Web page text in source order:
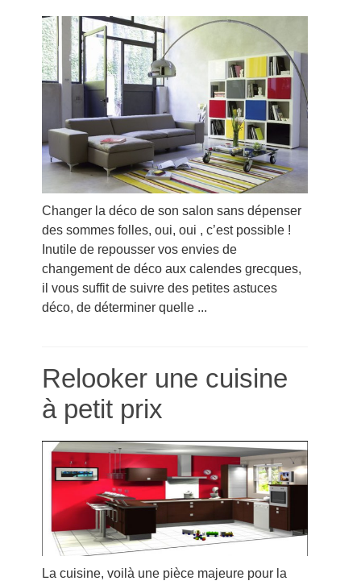
Changer la déco de son salon sans dépenser
des sommes folles, oui, oui , c’est possible !
Inutile de repousser vos envies de
changement de déco aux calendes grecques,
il vous suffit de suivre des petites astuces
déco, de déterminer quelle ...
Relooker une cuisine
à petit prix
La cuisine, voilà une pièce majeure pour la